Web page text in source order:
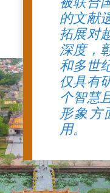
的文献
拓展对
深度，
和多世
仅具有
个智慧
形象方
用。